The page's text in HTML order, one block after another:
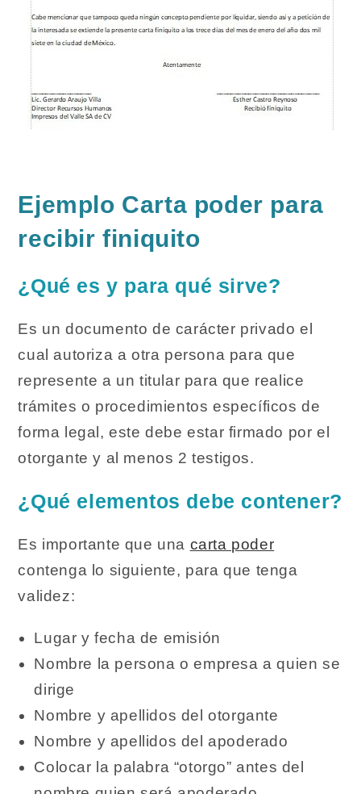
Ejemplo Carta poder para
recibir finiquito
¿Qué es y para qué sirve?
Es un documento de carácter privado el
cual autoriza a otra persona para que
represente a un titular para que realice
trámites o procedimientos específicos de
forma legal, este debe estar firmado por el
otorgante y al menos 2 testigos.
¿Qué elementos debe contener?
Es importante que una carta poder
contenga lo siguiente, para que tenga
validez:
Lugar y fecha de emisión
Nombre la persona o empresa a quien se
dirige
Nombre y apellidos del otorgante
Nombre y apellidos del apoderado
Colocar la palabra “otorgo” antes del